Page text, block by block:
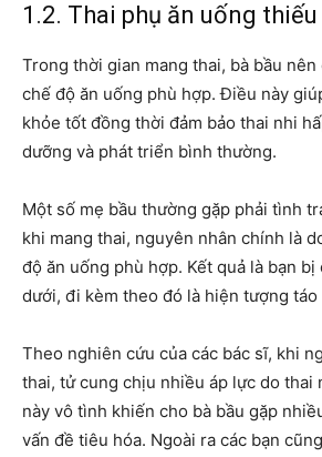
1.2. Thai phụ ăn uống
Trong thời gian mang thai, bà bầu
chế độ ăn uống phù hợp. Điều này
khỏe tốt đồng thời đảm bảo thai nhi
dưỡng và phát triển bình thường.
Một số mẹ bầu thường gặp phải tình
khi mang thai, nguyên nhân chính là
độ ăn uống phù hợp. Kết quả là bạn
dưới, đi kèm theo đó là hiện tượng táo
Theo nghiên cứu của các bác sĩ, khi
thai, tử cung chịu nhiều áp lực do thai
này vô tình khiến cho bà bầu gặp
vấn đề tiêu hóa. Ngoài ra các bạn